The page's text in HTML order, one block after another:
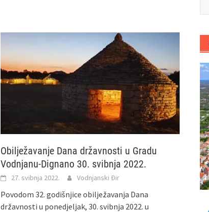
Obilježavanje Dana državnosti u Gradu
Vodnjanu-Dignano 30. svibnja 2022.
27. svibnja 2022. Vodnjanski Đir
Povodom 32. godišnjice obilježavanja Dana
državnosti u ponedjeljak, 30. svibnja 2022. u